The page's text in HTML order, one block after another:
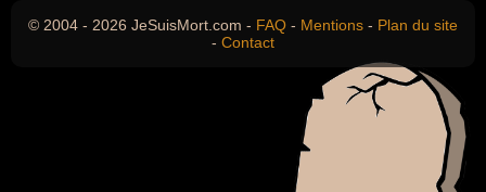
© 2004 - 2026 JeSuisMort.com - FAQ - Mentions - Plan du site
- Contact